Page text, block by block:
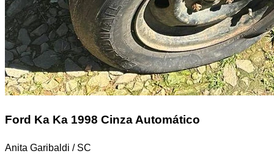
Ford Ka Ka 1998 Cinza Automático
Anita Garibaldi / SC